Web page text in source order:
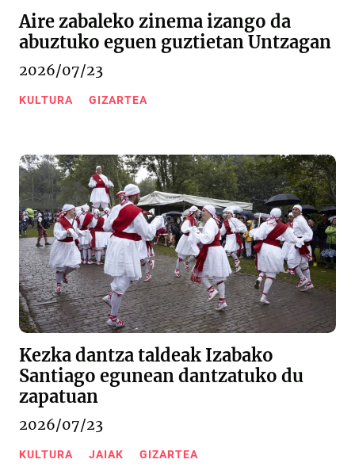
Aire zabaleko zinema izango da
abuztuko eguen guztietan Untzagan
2026/07/23
KULTURA GIZARTEA
Kezka dantza taldeak Izabako
Santiago egunean dantzatuko du
zapatuan
2026/07/23
KULTURA JAIAK GIZARTEA